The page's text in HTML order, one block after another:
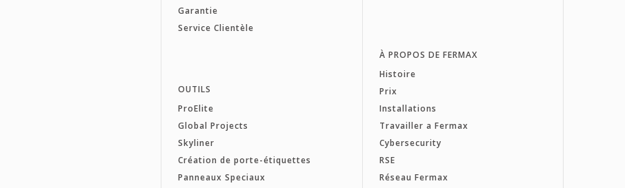
Garantie
Service Clientèle
OUTILS
ProElite
Global Projects
Skyliner
Création de porte-étiquettes
Panneaux Speciaux
À PROPOS DE FERMAX
Histoire
Prix
Installations
Travailler a Fermax
Cybersecurity
RSE
Réseau Fermax